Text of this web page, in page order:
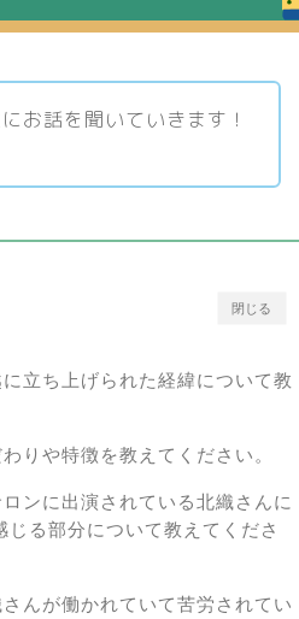
お話を聞いていきます！
閉じる
立ち上げられた経緯について教
りや特徴を教えてください。
ンに出演されている北織さんに
る部分について教えてくださ
んが働かれていて苦労されてい